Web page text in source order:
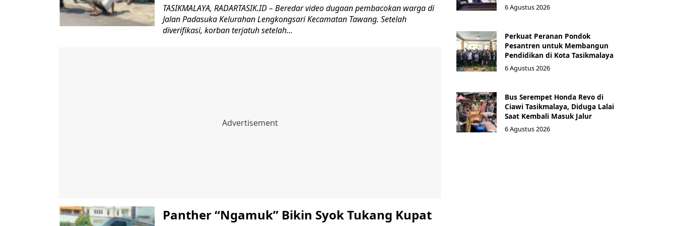
TASIKMALAYA, RADARTASIK.ID – Beredar video dugaan pembacokan warga di
Jalan Padasuka Kelurahan Lengkongsari Kecamatan Tawang. Setelah
diverifikasi, korban terjatuh setelah...
Panther “Ngamuk” Bikin Syok Tukang Kupat
6 Agustus 2026
Perkuat Peranan Pondok
Pesantren untuk Membangun
Pendidikan di Kota Tasikmalaya ‎
6 Agustus 2026
Bus Serempet Honda Revo di
Ciawi Tasikmalaya, Diduga Lalai
Saat Kembali Masuk Jalur
6 Agustus 2026